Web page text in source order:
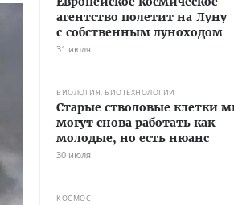
агентство полетит на Луну
с собственным луноходом
31 июля
БИОЛОГИЯ, БИОТЕХНОЛОГИИ
Старые стволовые клетки
могут снова работать как
молодые, но есть нюанс
30 июля
КОСМОС